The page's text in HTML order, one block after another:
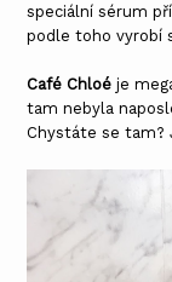
speciální sérum
podle toho vyrobí
Café Chloéje
tam nebyla
Chystáte se tam?